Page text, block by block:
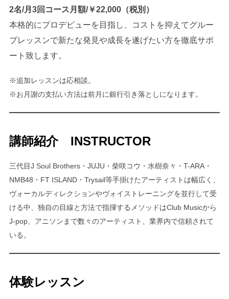
2名/月3回コース月額/￥22,000（税別）
本格的にプロデビューを目指し、コストを抑えてグルー
プレッスンで新たな発見や成長を遂げたい方を徹底サポ
ート致します。
※追加レッスンは応相談。
※お月謝の支払い方法は前月に銀行引き落としになります。
講師紹介 INSTRUCTOR
三代目J Soul Brothers・JUJU・柴咲コウ・水樹奈々・T-ARA・
NMB48・FT ISLAND・Trysail等手掛けたアーティストは幅広く、
ヴォーカルディレクションやヴォイストレーニングを並行して受
ける中、独自の目線と方法で指揮するメソッドはClub Musicから
J-pop、アニソンまで数々のアーティスト、業界内で信頼されて
いる。
体験レッスン